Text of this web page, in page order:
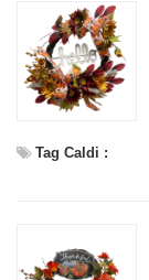
Tag Caldi :